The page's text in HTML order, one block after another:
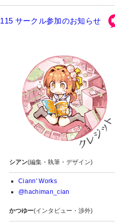
サークル参加のお知らせ
シアン(編集・執筆・デザイン)
Ciann' Works
@hachiman_cian
かつゆー(インタビュー・渉外)